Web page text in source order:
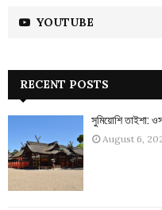
YOUTUBE
RECENT POSTS
সুমিয়োশি তাইশা:
August 6,